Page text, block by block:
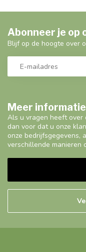
Meer informatie
Als u vragen heeft over
dan voor dat u onze
onze bedrijfsgegevens,
verschillende manieren
Abonneer je op
Blijf op de hoogte over